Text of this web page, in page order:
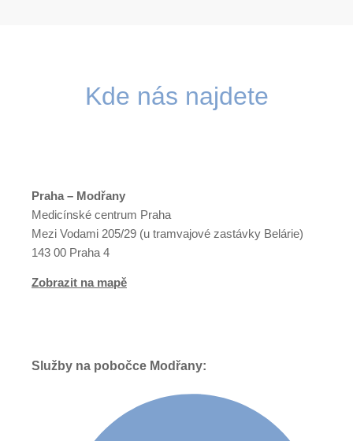
Kde nás najdete
Praha – Modřany
Medicínské centrum Praha
Mezi Vodami 205/29 (u tramvajové zastávky Belárie)
143 00 Praha 4
Zobrazit na mapě
Služby na pobočce Modřany: